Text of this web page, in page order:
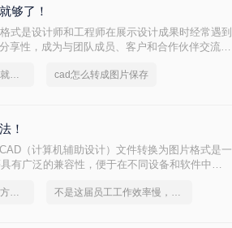
够了！
式是设计师和工程师在展示设计成果时经常遇到
享性，成为与团队成员、客户和合作伙伴交流的
cad如何转成图片，一招就能轻松搞定 cad怎么转成图片保存
！
（计算机辅助设计）文件转换为图片格式是一
有广泛的兼容性，便于在不同设备和软件中查
cad如何转成图片，这些方法可以帮到你 不是这届员工工作效率慢，是你不会cad转图片这一招！